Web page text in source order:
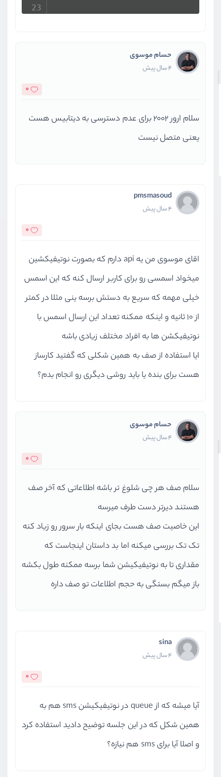
738▕         // If an
is exception a
    744▕             );
rs\Connector.php:70
2
[])
PS D:\xampp\php\mbm> php artisan
Migrating:
1
      PDOStatement::execute()
حسام موسوی
4 سال پیش
0
سلام ارور ۲۰۰۲ برای عدم دسترسی به دیتابیس هست
یعنی متصل نیست
pmsmasoud
4 سال پیش
0
اقای موسوی من یه api دارم که بصورت نوتیفیکشین
میخواد اسمسی رو برای کاربر ارسال کنه که این اسمس
خیلی مهمه که سریع به دستش برسه ینی مثلا در کمتر
از 10 ثانیه و اینکه ممکنه تعداد این ارسال اسمس با
نوتیفیکشن ها به افراد مختلف زیادی باشه
ایا استفاده از صف به همین شکلی که گفتید کارساز
هست برای بنده یا باید روشی دیگری رو انجام بدم؟
حسام موسوی
4 سال پیش
0
سلام صف هر چی شلوغ تر باشه اطلاعاتی که آخر صف
هستند دیرتر دست طرف میرسه
این خاصیت صف هست بجای اینکه بار سرور رو زیاد کنه
تک تک بررسی میکنه اما بد داستان اینجاست که
مقداری تا به نوتیفیکیشن شما برسه ممکنه طول بکشه
باز میگم بستگی به حجم اطلاعات تو صف داره
sina
4 سال پیش
0
آیا میشه که از queue در نوتیفیکیشن sms هم به
همین شکل که در این جلسه توضیح دادید استفاده کرد
و اصلا آیا برای sms هم نیازه؟